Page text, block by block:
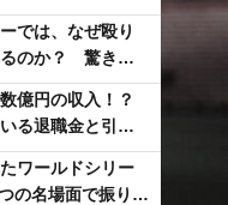
では、なぜ殴り
のか？ 驚きの
グ」ルールにつ
億円の収入！？
る退職金と引退
ワールドシリー
の名場面で振り返